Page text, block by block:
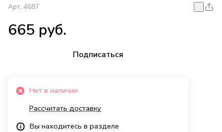
Арт. 4687
665 руб.
Подписаться
Нет в наличии
Рассчитать доставку
Вы находитесь в разделе